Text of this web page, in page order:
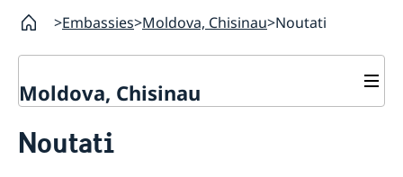
Embassies Moldova, Chisinau Noutati
Moldova, Chisinau
Despre noi
Noutati